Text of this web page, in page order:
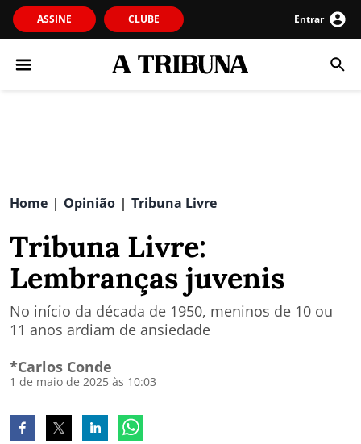
ASSINE CLUBE Entrar
Home | Opinião | Tribuna Livre
Tribuna Livre:
Lembranças juvenis
No início da década de 1950, meninos de 10 ou
11 anos ardiam de ansiedade
*Carlos Conde
1 de maio de 2025 às 10:03